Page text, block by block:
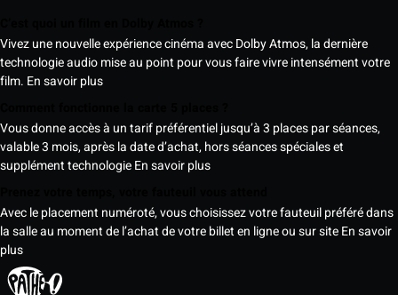
Vivez une nouvelle expérience cinéma avec Dolby Atmos, la dernière
technologie audio mise au point pour vous faire vivre intensément votre
film. En savoir plus
Vous donne accès à un tarif préférentiel jusqu’à 3 places par séances,
valable 3 mois, après la date d’achat, hors séances spéciales et
supplément technologieEn savoir plus
Avec le placement numéroté, vous choisissez votre fauteuil préféré dans
la salle au moment de l’achat de votre billet en ligne ou sur siteEn savoir
plus